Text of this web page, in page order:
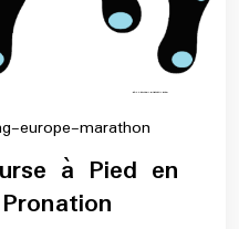
europe-marathon
marathon
à Pied en